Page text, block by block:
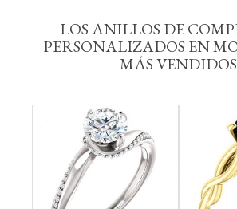
LOS ANILLOS DE
PERSONALIZADOS EN
MÁS VENDIDOS